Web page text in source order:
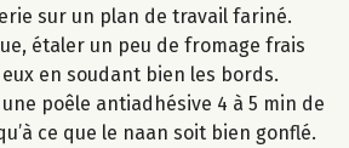
sur un plan de travail fariné.
étaler un peu de fromage frais
en soudant bien les bords.
poêle antiadhésive 4 à 5 min de
ce que le naan soit bien gonflé.